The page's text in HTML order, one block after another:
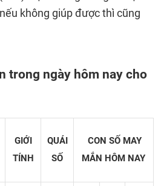
không giúp được thì cũng
trong ngày hôm nay cho
GIỚI
TÍNH
QUÁI
SỐ
CON SỐ MAY
MẮN HÔM NAY